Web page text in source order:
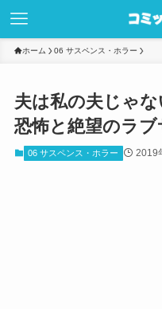
ホーム 06 サスペンス・ホラー
夫は私の夫じゃな
恐怖と絶望のラブ
06 サスペンス・ホラー 2019